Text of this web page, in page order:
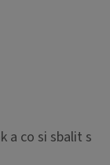
a co si sbalit s